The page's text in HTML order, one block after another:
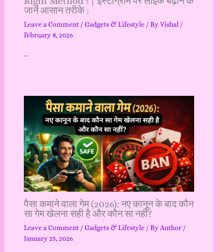
जानें आसान तरीके :
Leave a Comment / Gadgets & Lifestyle/ ByVishal /
February 8, 2026
…
पैसा कमाने वाला गेम (2026): नए कानून के बाद कौन
सा गेम खेलना सही है और कौन सा नहीं?
Leave a Comment / Gadgets & Lifestyle/ ByAuthor /
January 25, 2026